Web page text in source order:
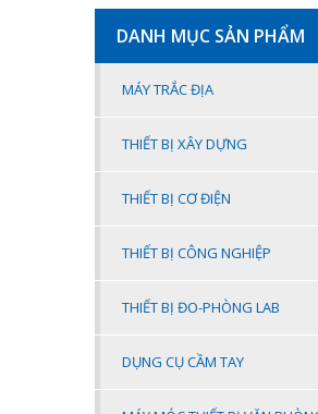
DANH MỤC SẢN PHẨM
MÁY TRẮC ĐỊA
THIẾT BỊ XÂY DỰNG
THIẾT BỊ CƠ ĐIỆN
THIẾT BỊ CÔNG NGHIỆP
THIẾT BỊ ĐO-PHÒNG LAB
DỤNG CỤ CẦM TAY